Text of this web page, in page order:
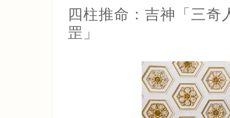
四柱推命：吉神「三奇
罡」